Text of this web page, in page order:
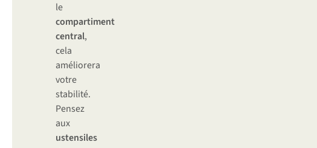
le
compartiment
central,
cela
améliorera
votre
stabilité.
Pensez
aux
ustensiles